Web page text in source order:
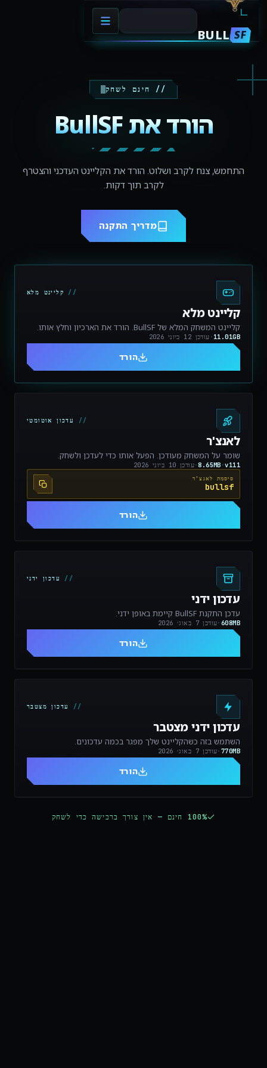
BULL SF
// חינם לשחק
הורד את BullSF
התחמש, צנח לקרב ושלוט. הורד את הקליינט העדכני והצטרף
לקרב תוך דקות.
מדריך התקנה
קליינט מלא
קליינט מלא
קליינט המשחק המלא של BullSF. הורד את הארכיון וחלץ אותו.
11.01GB
· עודכן 12 ביוני 2026
הורד
עדכון אוטומטי
לאנצ'ר
שומר על המשחק מעודכן. הפעל אותו כדי לעדכן ולשחק.
v111
·
8.65MB
·עודכן 10 ביוני 2026
סיסמת לאנצ'ר
bullsf
הורד
עדכון ידני
עדכון ידני
עדכן התקנת BullSF קיימת באופן ידני.
608MB
·עודכן 7 באוג׳ 2026
הורד
עדכון מצטבר
עדכון ידני מצטבר
השתמש בזה כשהקליינט שלך מפגר בכמה עדכונים.
770MB
·עודכן 7 באוג׳ 2026
הורד
100% חינם — אין צורך ברכישה כדי לשחק